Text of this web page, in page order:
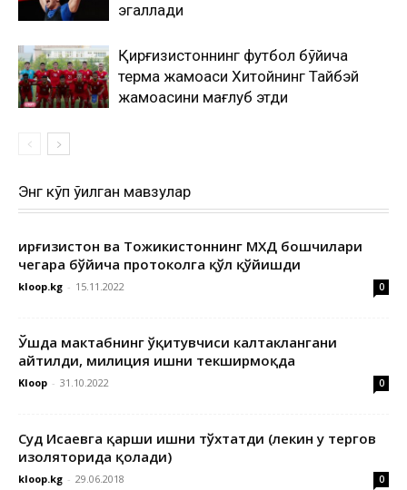
эгаллади
Қирғизистоннинг футбол бўйича
терма жамоаси Хитойнинг Тайбэй
жамоасини мағлуб этди
Энг кўп ўқилган мавзулар
Қирғизистон ва Тожикистоннинг МХДҚ бошчилари
чегара бўйича протоколга қўл қўйишди
kloop.kg - 15.11.2022 0
Ўшда мактабнинг ўқитувчиси калтаклангани
айтилди, милиция ишни текширмоқда
Kloop - 31.10.2022 0
Суд Исаевга қарши ишни тўхтатди (лекин у тергов
изоляторида қолади)
kloop.kg - 29.06.2018 0